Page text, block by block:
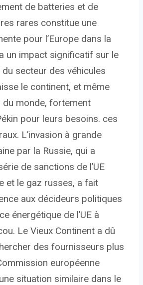
de batteries et de
rares constitue une
pour l’Europe dans la
un impact significatif sur le
secteur des véhicules
le continent, et même
du monde, fortement
pour leurs besoins. ces
L’invasion à grande
par la Russie, qui a
de sanctions de l’UE
et le gaz russes, a fait
aux décideurs politiques
énergétique de l’UE à
Le Vieux Continent a dû
des fournisseurs plus
européenne
situation similaire dans le